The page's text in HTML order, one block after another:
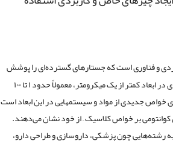
و فناوری است که جستارهای گسترده‌ای را پوشش
می‌دهد. موضوع اصلی آن نیز مهار ماده یا دستگاه‌های در ابعاد کمتر از یک میکرومتر، معمولاً حدود ۱ تا ۱۰۰
خواص جدیدی از مواد و سیستمهایی در این ابعاد است
کوانتومی بر خواص کلاسیک – از خود نشان می‌دهند.
چون پزشکی، داروسازی و طراحی دارو،